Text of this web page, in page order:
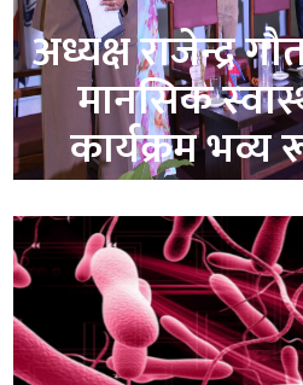
अध्यक्ष राजेन्द्र
मानसिक
कार्यक्रम भव्य